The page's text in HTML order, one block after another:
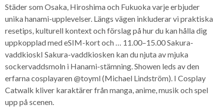
Städer som Osaka, Hiroshima och Fukuoka varje erbjuder
unika hanami-upplevelser. Längs vägen inkluderar vi praktiska
resetips, kulturell kontext och förslag på hur du kan hålla dig
uppkopplad med eSIM-kort och … 11.00–15.00 Sakura-
vaddkioskI Sakura-vaddkiosken kan du njuta av mjuka
sockervaddsmoln i Hanami-stämning. Showen leds av den
erfarna cosplayaren @toyml (Michael Lindström). I Cosplay
Catwalk kliver karaktärer från manga, anime, musik och spel
upp på scenen.